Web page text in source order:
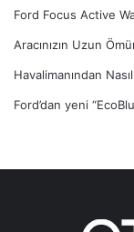
Ford Focus Active
Aracınızın Uzun
Havalimanından
Ford’dan yeni